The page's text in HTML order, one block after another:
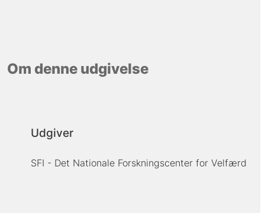
Om denne udgivelse
Udgiver
SFI - Det Nationale Forskningscenter for Velfærd